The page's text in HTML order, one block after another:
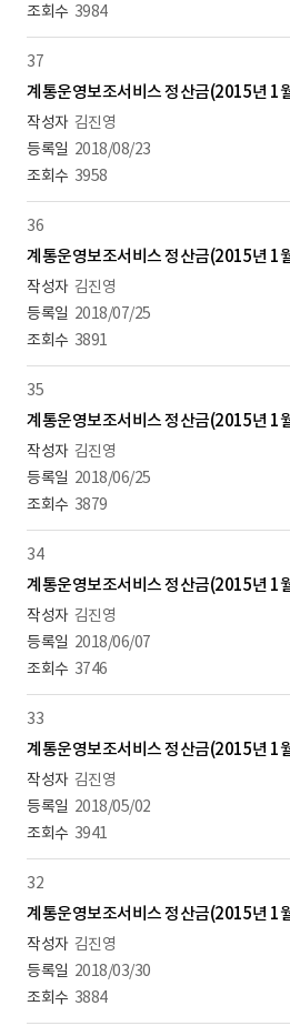
3984
37
계통운영보조서비스 정산금(2015년 1
김진영
2018/08/23
3958
36
계통운영보조서비스 정산금(2015년 1
김진영
2018/07/25
3891
35
계통운영보조서비스 정산금(2015년 1
김진영
2018/06/25
3879
34
계통운영보조서비스 정산금(2015년 1
김진영
2018/06/07
3746
33
계통운영보조서비스 정산금(2015년 1
김진영
2018/05/02
3941
32
계통운영보조서비스 정산금(2015년 1
김진영
2018/03/30
3884